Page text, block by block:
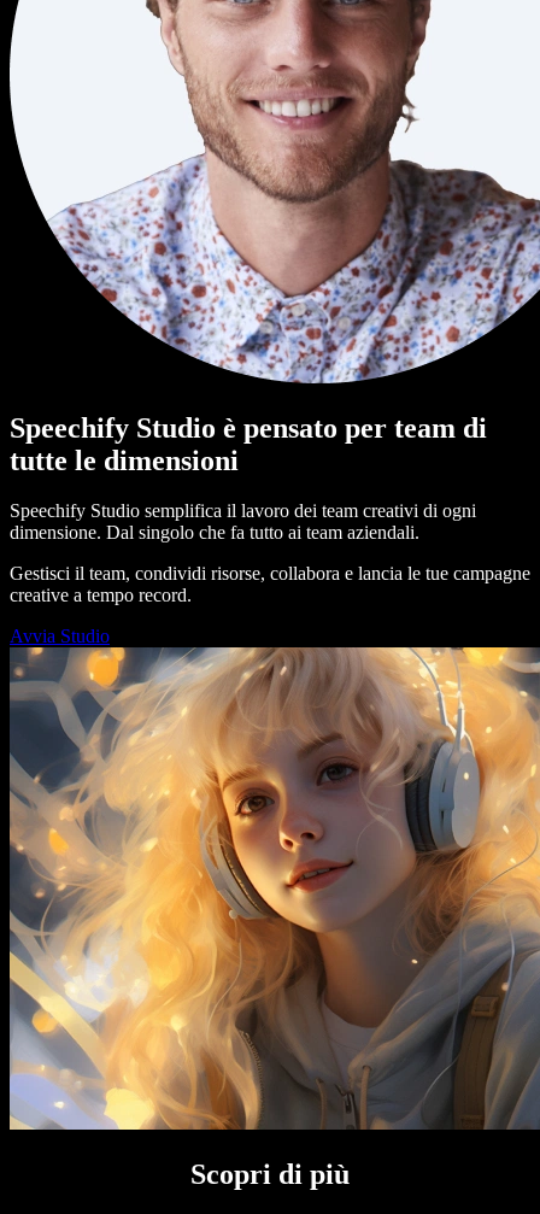
Speechify Studio è pensato per team di
tutte le dimensioni
Speechify Studio semplifica il lavoro dei team creativi di ogni
dimensione. Dal singolo che fa tutto ai team aziendali.
Gestisci il team, condividi risorse, collabora e lancia le tue campagne
creative a tempo record.
Avvia Studio
Scopri di più